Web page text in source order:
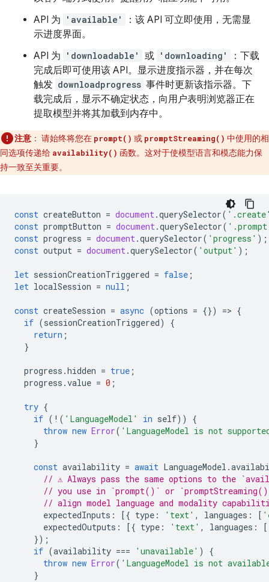
API 为
'available'
：该 API 可立即使用，无需显
示进度界面。
API 为
'downloadable' 或 'downloading'
：下载
完成后即可使用该 API。显示进度指示器，并在每次
触发 downloadprogress 事件时更新该指示器。下
载完成后，显示不确定状态，向用户表明浏览器正在
提取模型并将其加载到内存中。
注意 ： 请始终将您在 prompt() 或 promptStreaming() 中使用的相
同选项传递给 availability() 函数。这对于使模型语言和模态能力保
持一致至关重要。
const createButton = document.querySelector(
const promptButton = document.querySelector(
const progress = document.querySelector( 'progress' );
const output = document.querySelector( 'output' );
let sessionCreationTriggered = false ;
let localSession = null ;
const createSession = async (options = {}) => {
if (sessionCreationTriggered)
{
return ;
}
progress .hidden = true ;
progress .value = 0 ;
try {
if ( ! ( 'LanguageModel' in self))
{
throw new Error( 'LanguageModel is not
}
const availability = await LanguageModel .
// ⚠️ Always pass the same options to the
// you use in `prompt()` or
// align model language and modality
expectedInputs : [{ type : 'text' , languages : [
expectedOutputs : [{ type : 'text' , languages : [
});
if (availability === 'unavailable' )
{
throw new Error( 'LanguageModel is not
}